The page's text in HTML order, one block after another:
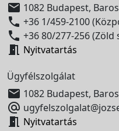
 1082 Budapest,
 +36 1/459-2100
 +36 80/277-256 (Zöld
 Nyitvatartás
Ügyfélszolgálat
 1082 Budapest,

 Nyitvatartás